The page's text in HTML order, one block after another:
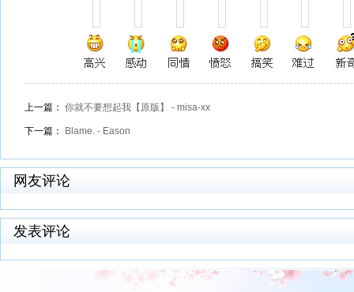
上一篇： 你就不要想起我【原版】 - misa-xx
下一篇： Blame. - Eason
网友评论
发表评论